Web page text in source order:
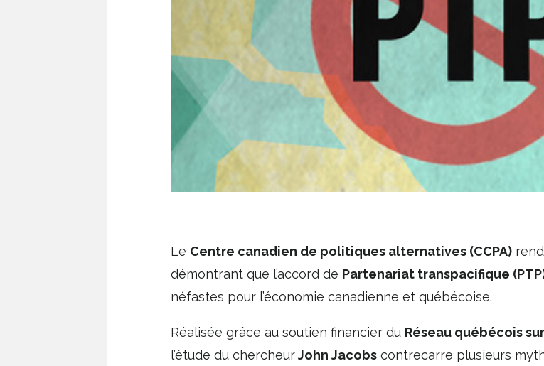
Le Centre canadien de politiques alternatives (CCPA)rend
démontrant que l’accord de Partenariat transpacifique
néfastes pour l’économie canadienne et québécoise.
Réalisée grâce au soutien financier du Réseau québécois
l’étude du chercheurJohn Jacobscontrecarre plusieurs